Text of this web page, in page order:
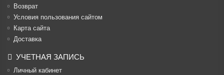
Возврат
Условия пользования сайтом
Карта сайта
Доставка
УЧЕТНАЯ ЗАПИСЬ
Личный кабинет